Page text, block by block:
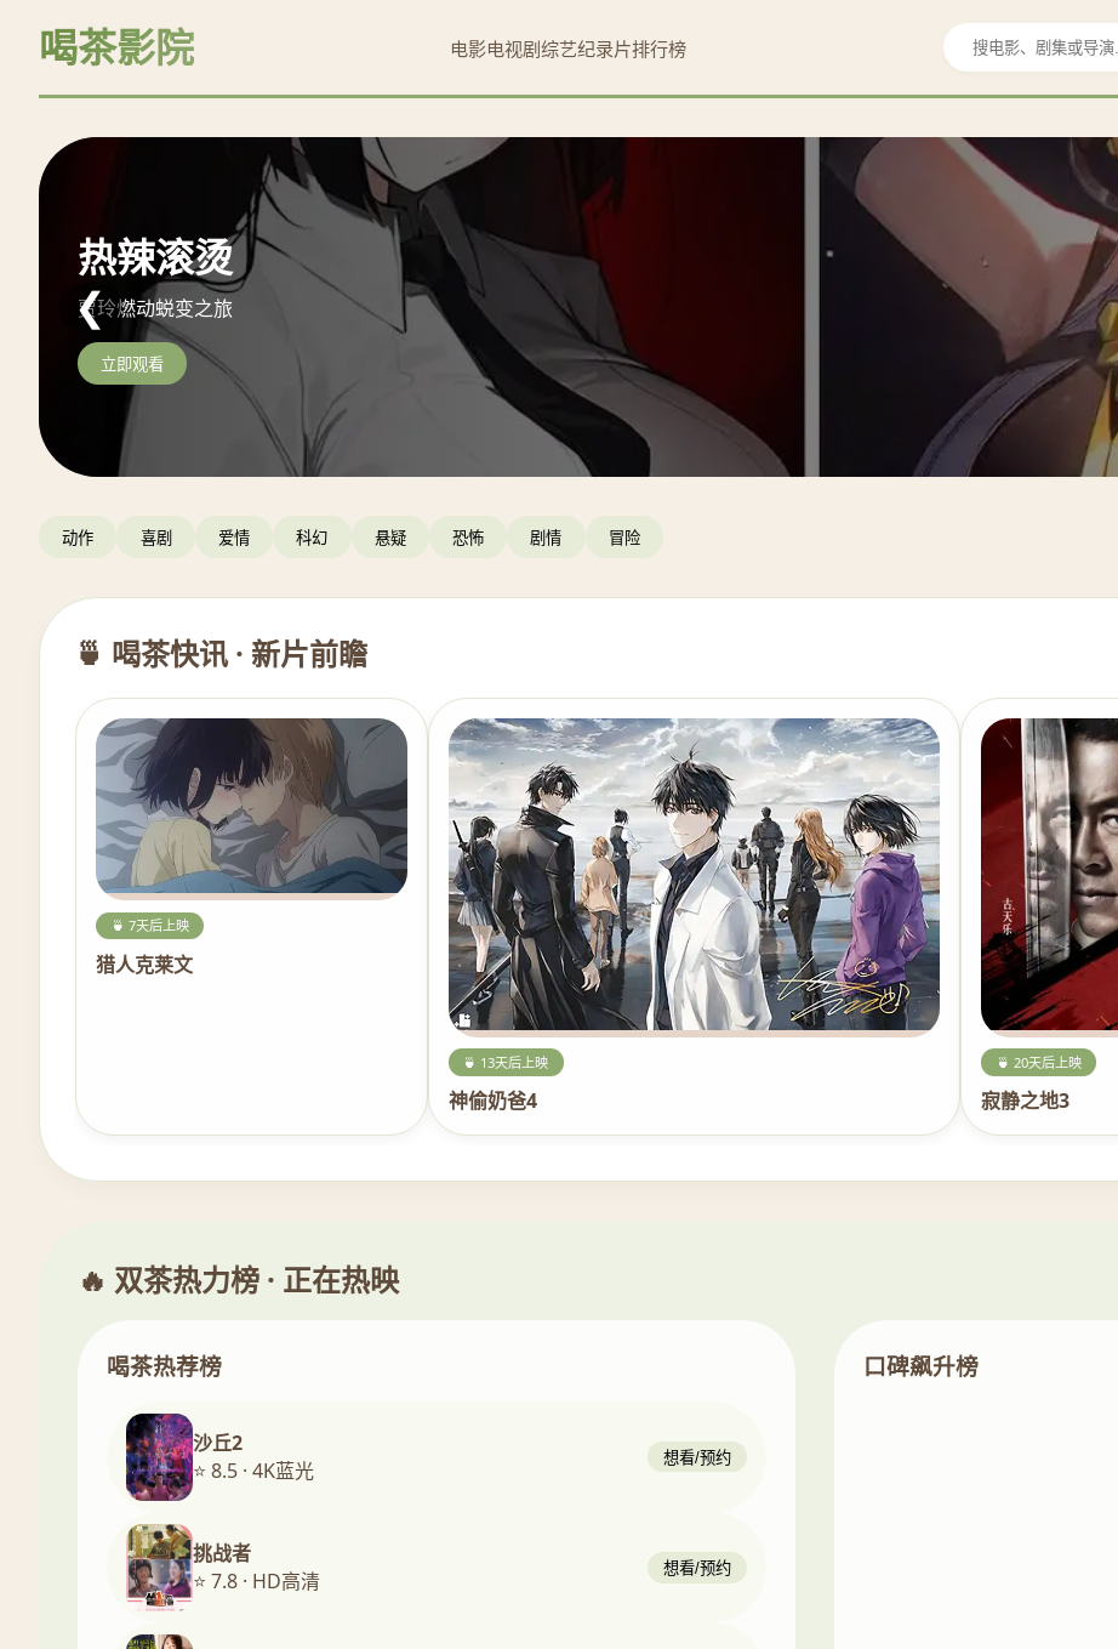
喝茶影院 电影电视剧综艺纪录片排行榜
阿凡达：水之道
重返潘多拉海洋史诗
立即观看
热辣滚烫
贾玲燃动蜕变之旅
立即观看
沙丘2
天选之子复仇史诗
立即观看
❮
动作 喜剧 爱情 科幻 悬疑 恐怖 剧情 冒险
🍵 喝茶快讯 · 新片前瞻
🍵 7天后上映
猎人克莱文
🍵 13天后上映
神偷奶爸4
🍵 20天后上映
寂静之地3
🔥 双茶热力榜 · 正在热映
喝茶热荐榜
沙丘2
⭐ 8.5 · 4K蓝光
想看/预约
挑战者
⭐ 7.8 · HD高清
想看/预约
口碑飙升榜